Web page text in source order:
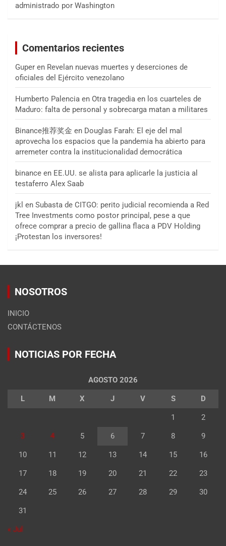
administrado por Washington
Comentarios recientes
Guper en Revelan nuevas muertes y deserciones de
oficiales del Ejército venezolano
Humberto Palencia en Otra tragedia en los cuarteles de
Maduro: falta de personal y sobrecarga matan a militares
Binance推荐奖金 en Douglas Farah: El eje del mal
aprovecha los espacios que la pandemia ha abierto para
arremeter contra la institucionalidad democrática
binance en EE.UU. se alista para aplicarle la justicia al
testaferro Alex Saab
jkl en Subasta de CITGO: perito judicial recomienda a Red
Tree Investments como postor principal, pese a que
ofrece comprar a precio de gallina flaca a PDV Holding
¡Protestan los inversores!
NOSOTROS
INICIO
CONTÁCTENOS
NOTICIAS POR FECHA
AGOSTO 2026
L M X J V S D
1 2
3 4 5 6 7 8 9
10 11 12 13 14 15 16
17 18 19 20 21 22 23
24 25 26 27 28 29 30
31
« Jul